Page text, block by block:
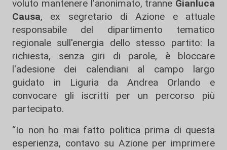
voluto mantenere l'anonimato, tranne Gianluca
Causa, ex segretario di Azione e attuale
responsabile del dipartimento tematico
regionale sull'energia dello stesso partito: la
richiesta, senza giri di parole, è bloccare
l'adesione dei calendiani al campo largo
guidato in Liguria da Andrea Orlando e
convocare gli iscritti per un percorso più
partecipato.
“Io non ho mai fatto politica prima di questa
esperienza, contavo su Azione per imprimere